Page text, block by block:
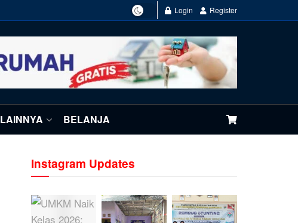
Login Register
LAINNYA BELANJA
Instagram Updates